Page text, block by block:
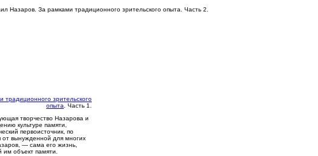
Назаров. За рамками традиционного зрительского опыта. Часть 2.
традиционного зрительского
опыта . Часть 1.
творчество Назарова и
культуре памяти,
первоисточник, по
от вынужденной для многих
— сама его жизнь,
объект памяти.